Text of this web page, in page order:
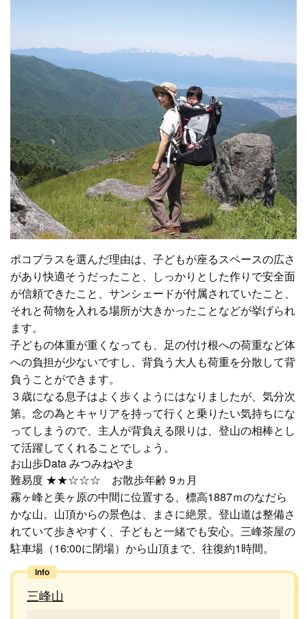
ポコプラスを選んだ理由は、子どもが座るスペースの広さ
があり快適そうだったこと、しっかりとした作りで安全面
が信頼できたこと、サンシェードが付属されていたこと、
それと荷物を入れる場所が大きかったことなどが挙げられ
ます。
子どもの体重が重くなっても、足の付け根への荷重など体
への負担が少ないですし、背負う大人も荷重を分散して背
負うことができます。
３歳になる息子はよく歩くようにはなりましたが、気分次
第。念の為とキャリアを持って行くと乗りたい気持ちにな
ってしまうので、主人が背負える限りは、登山の相棒とし
て活躍してくれることでしょう。
お山歩Dataみつみねやま
難易度 ★★☆☆☆ お散歩年齢 9ヵ月
霧ヶ峰と美ヶ原の中間に位置する、標高1887ｍのなだら
かな山。山頂からの景色は、まさに絶景。登山道は整備さ
れていて歩きやすく、子どもと一緒でも安心。三峰茶屋の
駐車場（16:00に閉場）から山頂まで、往復約1時間。
三峰山